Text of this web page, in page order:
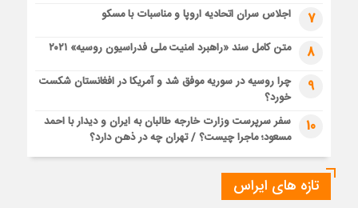
7 اجلاس سران اتحادیه اروپا و مناسبات با مسکو
8 متن کامل سند «راهبرد امنیت ملی فدراسیون روسیه» ۲۰۲۱
9
چرا روسیه در سوریه موفق شد و آمریکا در افغانستان شکست
خورد؟
10
سفر سرپرست وزارت خارجه طالبان به ایران و دیدار با احمد
مسعود؛ ماجرا چیست؟ / تهران چه در ذهن دارد؟
تازه های ایراس